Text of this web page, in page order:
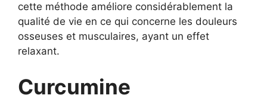
cette méthode améliore considérablement la
qualité de vie en ce qui concerne les douleurs
osseuses et musculaires, ayant un effet
relaxant.
Curcumine